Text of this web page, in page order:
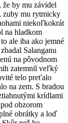
by mu závidel
zuby mu rytmicky
niekoľkokrát
na hladkom
ale iba ako jemné
Salanganu
na pôvodnom
zatemnil veľký
telo preťalo
na zem. S bradou
krídlami
obzorom
obrátky a loď